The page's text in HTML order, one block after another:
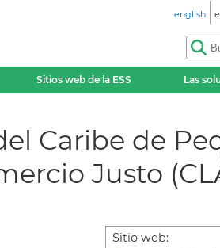
english
Sitios web de la ESS Las
Caribe de
Justo
Sitio web: